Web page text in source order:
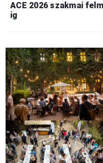
ACE 2026 szakmai
ig